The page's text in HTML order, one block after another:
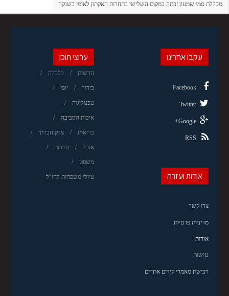
מכללת סמי שמעון זכתה במקום השלישי בתחרות האקתון לאומי בשנקר
ערוצי תוכן
חדשות כלכלה
בידור יופי
טכנולוגיה
איכות הסביבה
בריאות צדק חברתי
אוכל תיירות
משפט
טיולי משפחות לחו"ל
עקבו אחרינו
Facebook
Twitter
Google+
RSS
אודות ועזרה
צרו קשר
מדיניות פרטיות
אודות
נגישות
רכישת מאמרי קידום אתרים